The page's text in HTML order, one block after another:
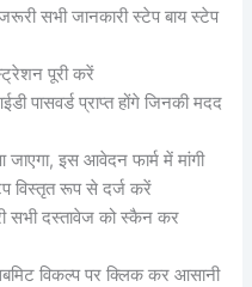
सभी जानकारी स्टेप बाय स्टेप
पूरी करें
पासवर्ड प्राप्त होंगे जिनकी मदद
इस आवेदन फार्म में मांगी
विस्तृत रूप से दर्ज करें
सभी दस्तावेज को स्कैन कर
विकल्प पर क्लिक कर आसानी